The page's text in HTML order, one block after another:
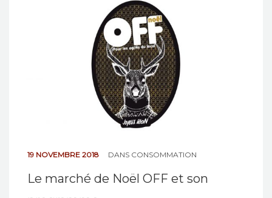
19 NOVEMBRE 2018 DANS CONSOMMATION
Le marché de Noël OFF et son